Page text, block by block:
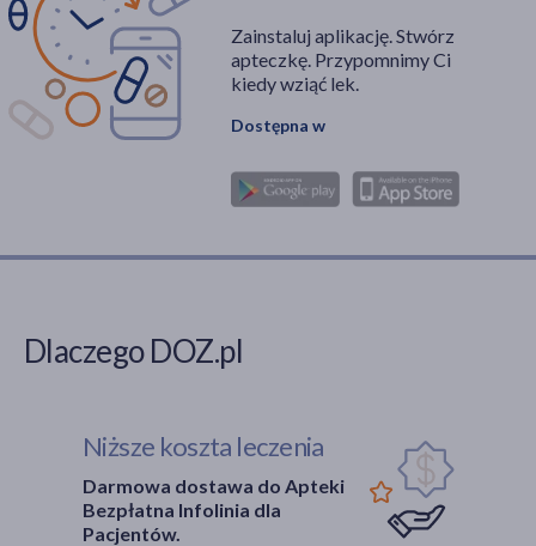
Zainstaluj aplikację. Stwórz
apteczkę. Przypomnimy Ci
kiedy wziąć lek.
Dostępna w
Dlaczego DOZ.pl
Niższe koszta leczenia
Darmowa dostawa do Apteki
Bezpłatna Infolinia dla
Pacjentów.